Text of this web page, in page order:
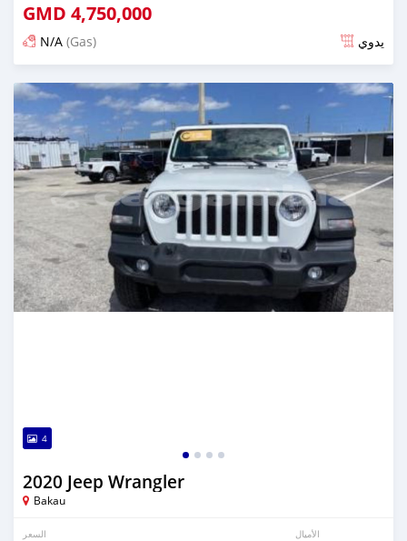
GMD 4,750,000
N/A (Gas) يدوي
تم النشر منذ حوالي سنتان مضت
4
2020 Jeep Wrangler
Bakau
السعر الأميال